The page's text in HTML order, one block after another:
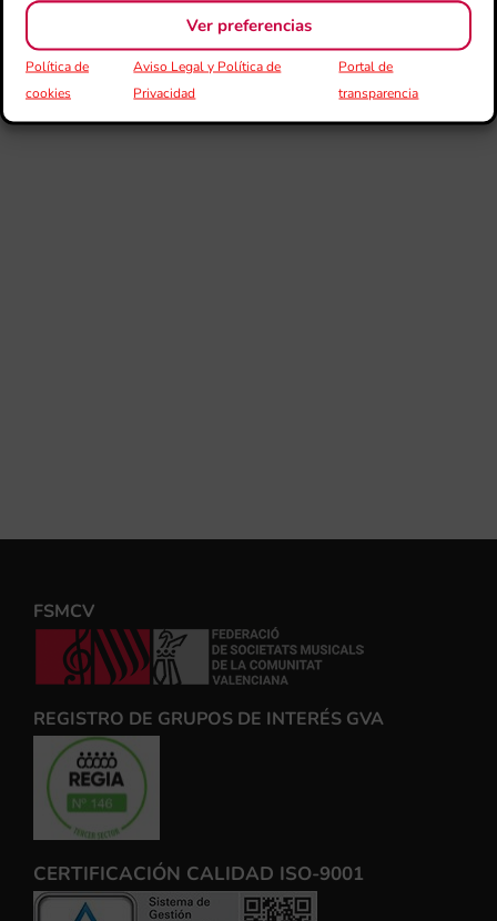
Ver preferencias
Política de
cookies
Aviso Legal y Política de
Privacidad
Portal de
transparencia
¡Escucha este CD en Spotify!
FSMCV
REGISTRO DE GRUPOS DE INTERÉS GVA
CERTIFICACIÓN CALIDAD ISO-9001